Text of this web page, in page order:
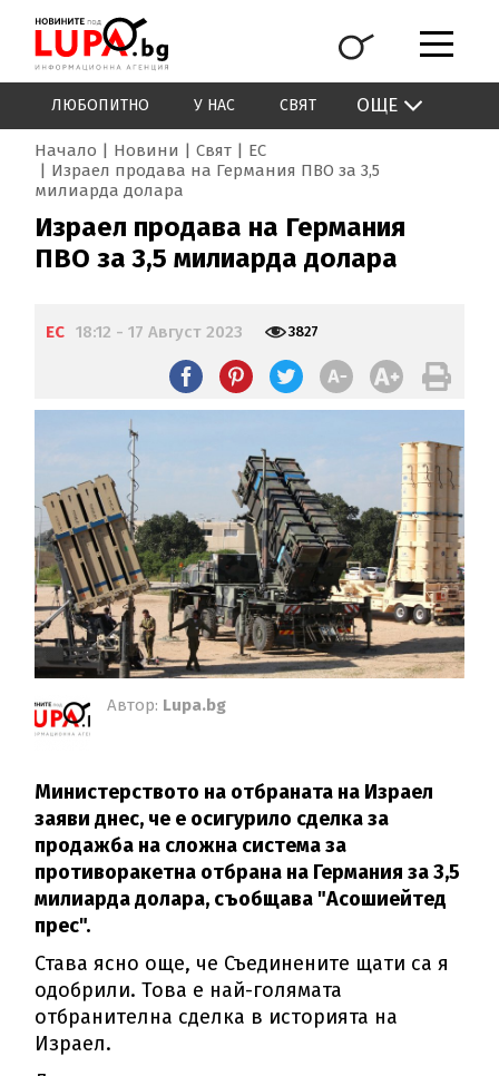
ЛЮБОПИТНО У НАС СВЯТ ОЩЕ
Начало Новини Свят
ЕС
Израел продава на Германия ПВО за 3,5
милиарда долара
Израел продава на Германия
ПВО за 3,5 милиарда долара
ЕС 18:12 - 17 Август 2023 3827
Автор: Lupa.bg
Министерството на отбраната на Израел
заяви днес, че е осигурило сделка за
продажба на сложна система за
противоракетна отбрана на Германия за 3,5
милиарда долара, съобщава "Асошиейтед
прес".
Става ясно още, че Съединените щати са я
одобрили. Това е най-голямата
отбранителна сделка в историята на
Израел.